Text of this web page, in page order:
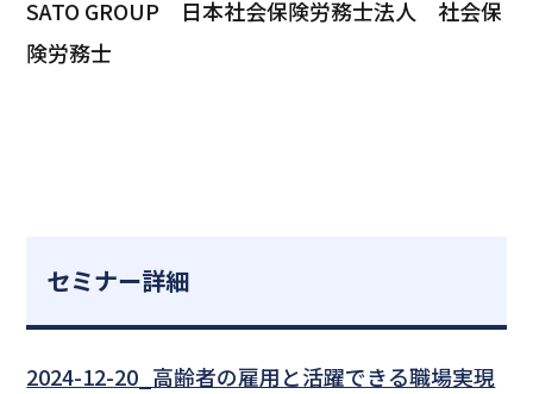
SATO GROUP 日本社会保険労務士法人 社会保
険労務士
セミナー詳細
2024-12-20_高齢者の雇用と活躍できる職場実現